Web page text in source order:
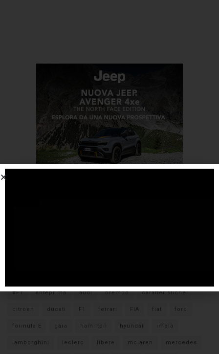
#F1 anteprima audi brembo caratteristiche
citroen ducati F1 ferrari FIA fiat ford
formula E gara hamilton hyundai imola
lamborghini leclerc libere mclaren mercedes